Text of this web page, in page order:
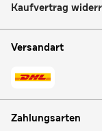
Kaufvertrag
Versandart
Zahlungsarten